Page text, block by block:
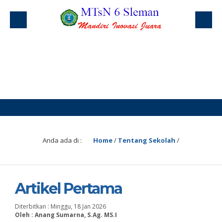
Anda ada di : Home/ Tentang Sekolah /
Artikel Pertama
Diterbitkan : Minggu, 18 Jan 2026
Oleh : Anang Sumarna, S.Ag. MS.I